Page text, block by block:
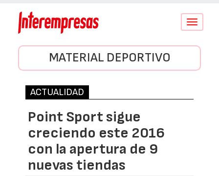
Conmutar
MATERIAL DEPORTIVO
ACTUALIDAD
Point Sport sigue
creciendo este 2016
con la apertura de 9
nuevas tiendas